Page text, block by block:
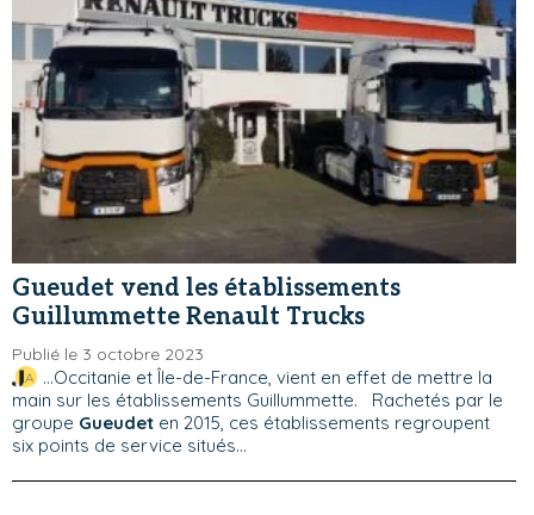
Gueudet vend les établissements
Guillummette Renault Trucks
Publié le 3 octobre 2023
...Occitanie et Île-de-France, vient en effet de mettre la
main sur les établissements Guillummette. Rachetés par le
groupe Gueudet en 2015, ces établissements regroupent
six points de service situés...